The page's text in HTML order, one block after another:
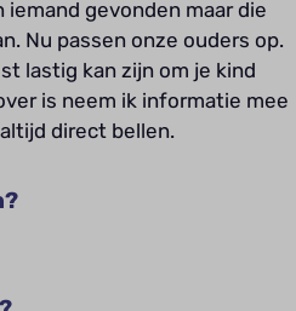
iemand gevonden maar die
Nu passen onze ouders op.
lastig kan zijn om je kind
is neem ik informatie mee
direct bellen.